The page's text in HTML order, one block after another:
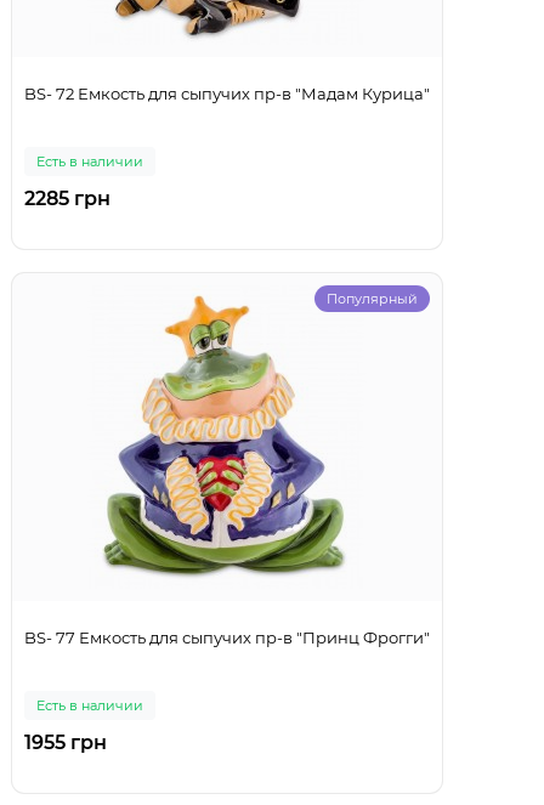
BS- 72 Емкость для сыпучих пр-в "Мадам Курица"
Есть в наличии
2285 грн
Популярный
BS- 77 Емкость для сыпучих пр-в "Принц Фрогги"
Есть в наличии
1955 грн